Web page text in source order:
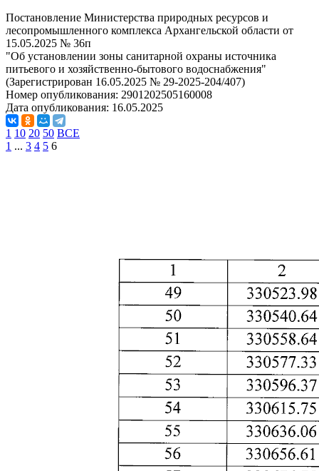
Постановление Министерства природных ресурсов и
лесопромышленного комплекса Архангельской области от
15.05.2025 № 36п
"Об установлении зоны санитарной охраны источника
питьевого и хозяйственно-бытового водоснабжения"
(Зарегистрирован 16.05.2025 № 29-2025-204/407)
Номер опубликования: 2901202505160008
Дата опубликования: 16.05.2025
1 10 20 50 ВСЕ
1 ... 3 4 5 6